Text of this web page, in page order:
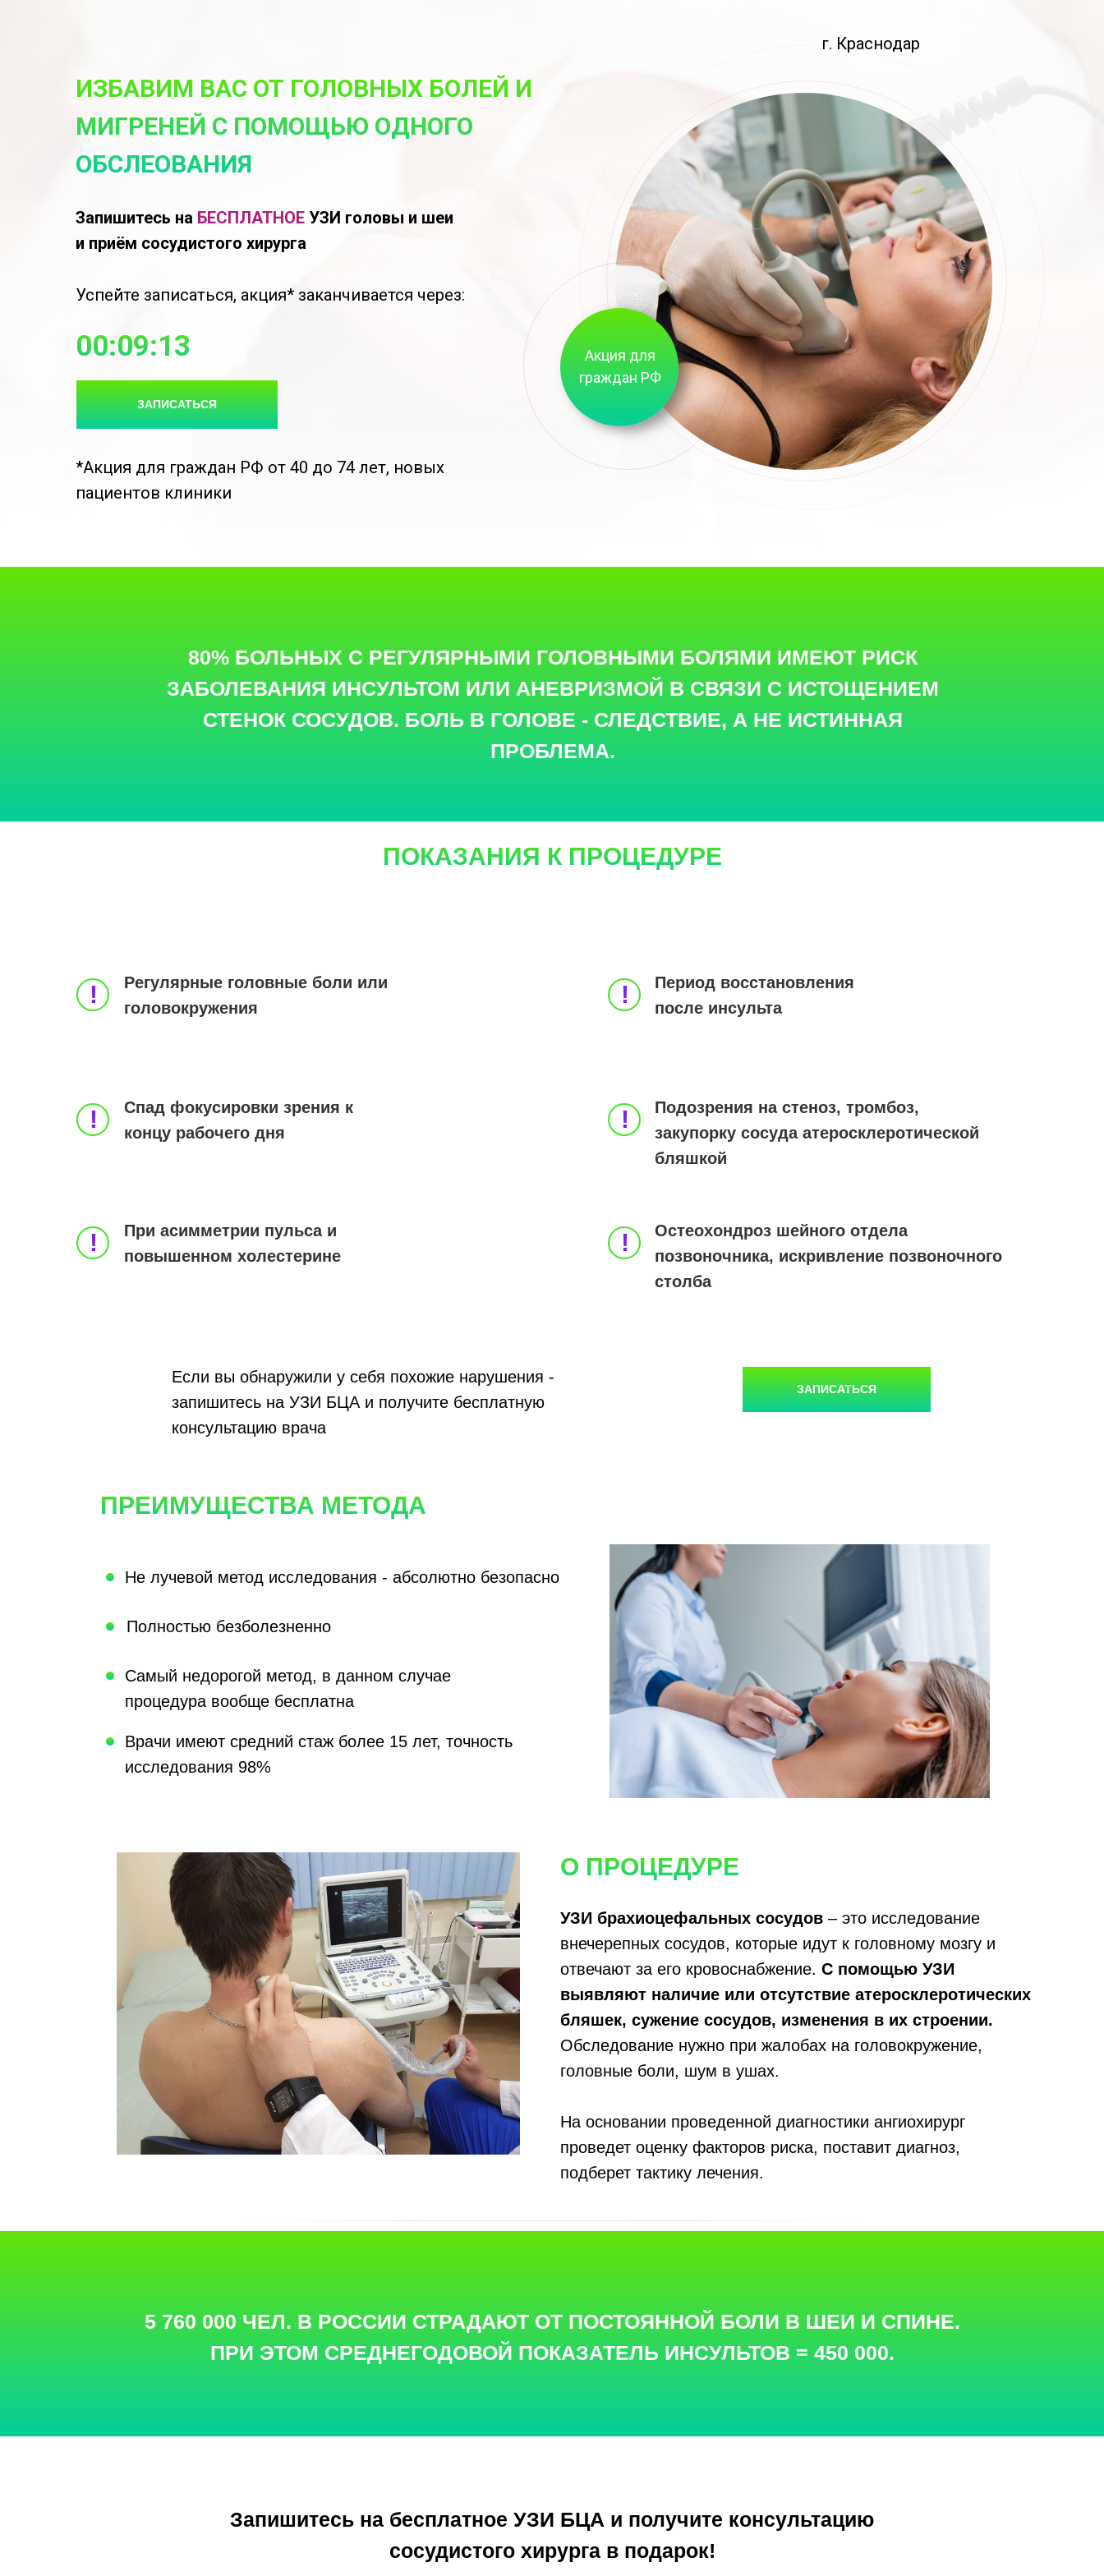
ИЗБАВИМ ВАС ОТ ГОЛОВНЫХ БОЛЕЙ И
МИГРЕНЕЙ С ПОМОЩЬЮ ОДНОГО
ОБСЛЕОВАНИЯ
Запишитесь на БЕСПЛАТНОЕ УЗИ головы и шеи
и приём сосудистого хирурга
00:09:13
Успейте записаться, акция* заканчивается через:
ЗАПИСАТЬСЯ
Акция для
граждан РФ
*Акция для граждан РФ от 40 до 74 лет, новых
пациентов клиники
г. Краснодар
80% БОЛЬНЫХ С РЕГУЛЯРНЫМИ ГОЛОВНЫМИ БОЛЯМИ ИМЕЮТ РИСК
ЗАБОЛЕВАНИЯ ИНСУЛЬТОМ ИЛИ АНЕВРИЗМОЙ В СВЯЗИ С ИСТОЩЕНИЕМ
СТЕНОК СОСУДОВ. БОЛЬ В ГОЛОВЕ - СЛЕДСТВИЕ, А НЕ ИСТИННАЯ
ПРОБЛЕМА.
ПОКАЗАНИЯ К ПРОЦЕДУРЕ
Регулярные головные боли или
головокружения
!
Период восстановления
после инсульта
!
Спад фокусировки зрения к
концу рабочего дня
!
Подозрения на стеноз, тромбоз,
закупорку сосуда атеросклеротической
бляшкой
!
ЗАПИСАТЬСЯ
Если вы обнаружили у себя похожие нарушения -
запишитесь на УЗИ БЦА и получите бесплатную
консультацию врача
При асимметрии пульса и
повышенном холестерине
!
Остеохондроз шейного отдела
позвоночника, искривление позвоночного
столба
!
ПРЕИМУЩЕСТВА МЕТОДА
О ПРОЦЕДУРЕ
УЗИ брахиоцефальных сосудов – это исследование
внечерепных сосудов, которые идут к головному мозгу и
отвечают за его кровоснабжение. С помощью УЗИ
выявляют наличие или отсутствие атеросклеротических
бляшек, сужение сосудов, изменения в их строении.
Обследование нужно при жалобах на головокружение,
головные боли, шум в ушах.
На основании проведенной диагностики ангиохирург
проведет оценку факторов риска, поставит диагноз,
подберет тактику лечения.
Не лучевой метод исследования - абсолютно безопасно
Полностью безболезненно
Самый недорогой метод, в данном случае
процедура вообще бесплатна
Врачи имеют средний стаж более 15 лет, точность
исследования 98%
5 760 000 ЧЕЛ. В РОССИИ СТРАДАЮТ ОТ ПОСТОЯННОЙ БОЛИ В ШЕИ И СПИНЕ.
ПРИ ЭТОМ СРЕДНЕГОДОВОЙ ПОКАЗАТЕЛЬ ИНСУЛЬТОВ = 450 000.
Запишитесь на бесплатное УЗИ БЦА и получите консультацию
сосудистого хирурга в подарок!